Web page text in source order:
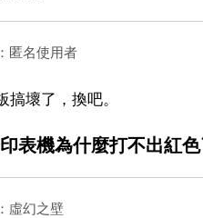
匿名使用者
搞壞了，換吧。
表機為什麼打不出紅色
虛幻之壁